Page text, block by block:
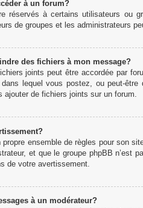
à un forum?
réservés à certains utilisateurs ou
de groupes et les administrateurs
des fichiers à mon message?
joints peut être accordée par
lequel vous postez, ou peut-
ajouter de fichiers joints sur un forum.
propre ensemble de règles pour son
et que le groupe phpBB n’est
de votre avertissement.
à un modérateur?